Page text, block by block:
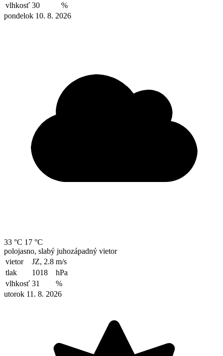
vlhkosť 30
%
pondelok 10. 8. 2026
33 °C 17 °C
polojasno, slabý juhozápadný vietor
vietor
JZ, 2.8 m/s
tlak
1018
hPa
vlhkosť 31
%
utorok 11. 8. 2026